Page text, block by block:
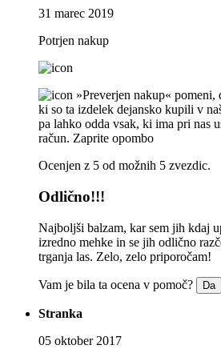
31 marec 2019
Potrjen nakup
»Preverjen nakup« pomeni,
ki so ta izdelek dejansko kupili v
pa lahko odda vsak, ki ima pri nas
račun. Zaprite opombo
Ocenjen z 5 od možnih 5 zvezdic.
Odlično!!!
Najboljši balzam, kar sem jih kdaj
izredno mehke in se jih odlično
trganja las. Zelo, zelo priporočam!
Vam je bila ta ocena v pomoč? Da
Stranka
05 oktober 2017